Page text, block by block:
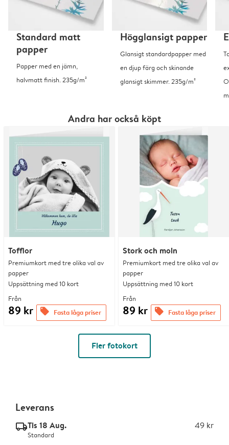
Standard matt
papper
Papper med en jämn,
halvmatt finish. 235g/m²
Högglansigt papper
Glansigt standardpapper med
en djup färg och skinande
glansigt skimmer. 235g/m²
Andra har också köpt
Tofflor
Premiumkort med tre olika val av
papper
Uppsättning med 10 kort
Från
89 kr offers Fasta låga priser
Stork och moln
Premiumkort med tre olika val av
papper
Uppsättning med 10 kort
Från
89 kr offers Fasta låga priser
Fler fotokort
Leverans
delivery_standard_v2Tis 18 Aug. 49 kr
Standard